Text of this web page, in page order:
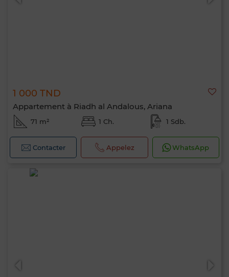
1 000 TND
Appartement à Riadh al Andalous, Ariana
71 m² 1 Ch. 1 Sdb.
Contacter Appelez WhatsApp